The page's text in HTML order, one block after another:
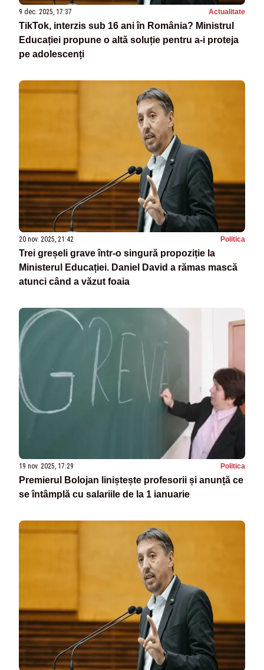
9 dec. 2025, 17:37 Actualitate
TikTok, interzis sub 16 ani în România? Ministrul
Educației propune o altă soluție pentru a-i proteja
pe adolescenți
20 nov. 2025, 21:42 Politica
Trei greșeli grave într-o singură propoziție la
Ministerul Educației. Daniel David a rămas mască
atunci când a văzut foaia
19 nov. 2025, 17:29 Politica
Premierul Bolojan liniștește profesorii și anunță ce
se întâmplă cu salariile de la 1 ianuarie